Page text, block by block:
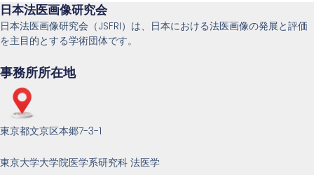
日本法医画像研究会
日本法医画像研究会（JSFRI）は、日本における法医画像の発展と評価
を主目的とする学術団体です。
事務所所在地
東京都文京区本郷7-3-1
東京大学大学院医学系研究科 法医学